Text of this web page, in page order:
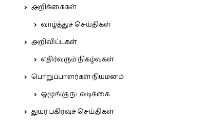
அறிக்கைகள்
வாழ்த்துச் செய்திகள்
அறிவிப்புகள்
எதிர்வரும் நிகழ்வுகள்
பொறுப்பாளர்கள் நியமனம்
ஒழுங்கு நடவடிக்கை
துயர் பகிர்வுச் செய்திகள்